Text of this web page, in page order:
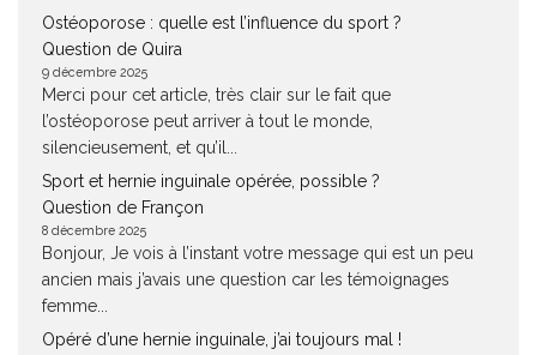
Ostéoporose : quelle est l’influence du sport ?
Question de Quira
9 décembre 2025
Merci pour cet article, très clair sur le fait que
l’ostéoporose peut arriver à tout le monde,
silencieusement, et qu’il...
Sport et hernie inguinale opérée, possible ?
Question de Françon
8 décembre 2025
Bonjour, Je vois à l’instant votre message qui est un peu
ancien mais j’avais une question car les témoignages
femme...
Opéré d’une hernie inguinale, j’ai toujours mal !